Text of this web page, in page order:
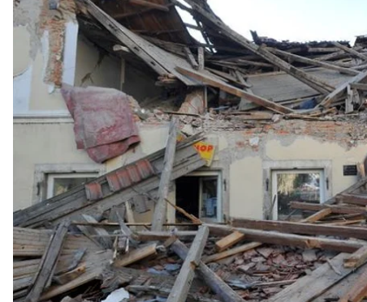
Президент Володимир Зеленський підписав указ,
допомогу Хорватії. Країна наприкінці грудня
зруйновані понад 13 тисяч об’єктів.
Про цеповідомили
в Офісі президента.
Указ передбачає, що уряд має забезпечити
наслідків надзвичайної ситуації. Про яку саме
зазначається.
Раніше Володимир Зеленський також висловив
землетрусу.